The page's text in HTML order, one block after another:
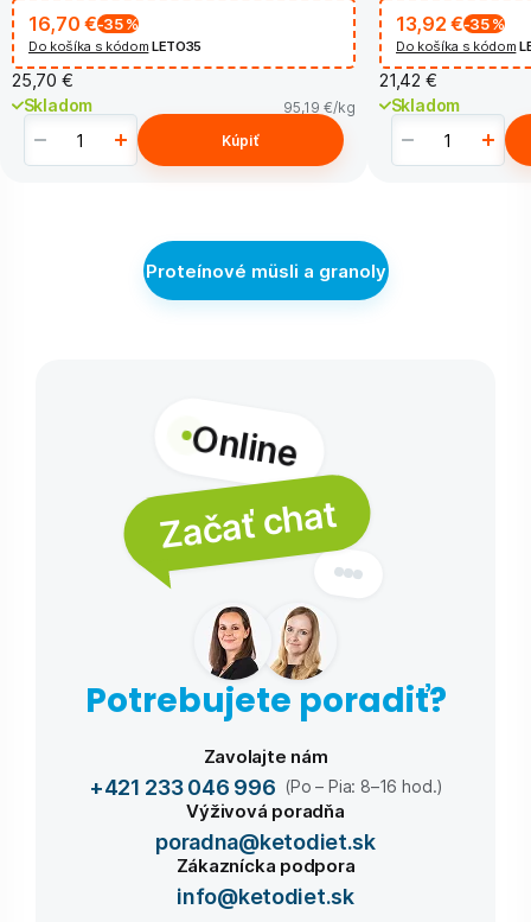
16,70 €-35%
Do košíka s kódom LETO35
25,70 €
Skladom 95,19 €/kg
Kúpiť
13,92 €-35%
Do košíka s kódom
21,42 €
Skladom
Proteínové müsli a granoly
Online
Začať chat
Potrebujete poradiť?
Zavolajte nám
+421 233 046 996 (Po – Pia: 8–16 hod.)
Výživová poradňa
poradna@ketodiet.sk
Zákaznícka podpora
info@ketodiet.sk